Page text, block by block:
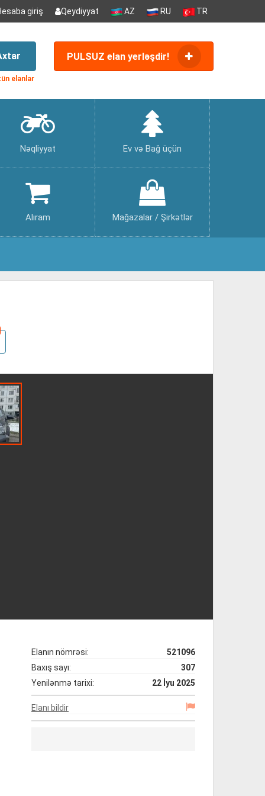
giriş Qeydiyyat AZ RU TR
elanlar
PULSUZ elan yerləşdir!
Nəqliyyat Ev və Bağ üçün
Alıram Mağazalar / Şirkətlər
Elanın nömrəsi:
521096
Baxış sayı:
307
Yenilənmə tarixi:
22 İyu 2025
Elanı bildir